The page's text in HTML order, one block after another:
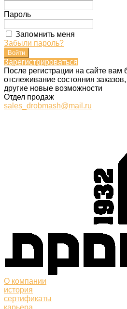
Пароль
Запомнить меня
Забыли пароль?
Зарегистрироваться
После регистрации на сайте вам
отслеживание состояния
другие новые возможности
Отдел продаж
sales_drobmash@mail.ru
О компании
история
сертификаты
карьера